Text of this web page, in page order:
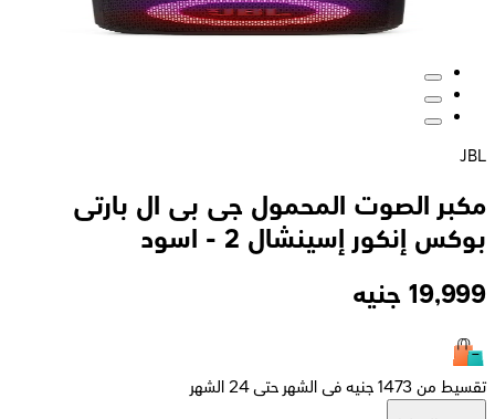
JBL
مكبر الصوت المحمول جى بى ال بارتى
بوكس إنكور إسينشال 2 - اسود
19,999 جنيه
تقسيط من 1473 جنيه فى الشهر حتى 24 الشهر